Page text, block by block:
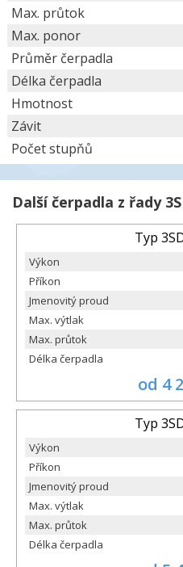
Max. průtok
Max. ponor
Průměr čerpadla
Délka čerpadla
Hmotnost
Závit
Počet stupňů
Další čerpadla z řady
Typ
Výkon
Příkon
Jmenovitý proud
Max. výtlak
Max. průtok
Délka čerpadla
od 4
Typ
Výkon
Příkon
Jmenovitý proud
Max. výtlak
Max. průtok
Délka čerpadla